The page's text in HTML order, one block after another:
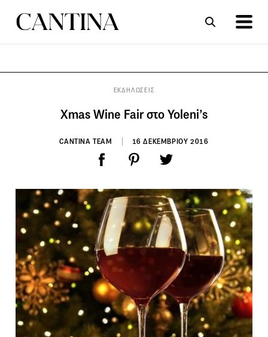
ΕΚΔΗΛΩΣΕΙΣ
Xmas Wine Fair στο Yoleni’s
CANTINA TEAM 16 ΔΕΚΕΜΒΡΙΟΥ 2016